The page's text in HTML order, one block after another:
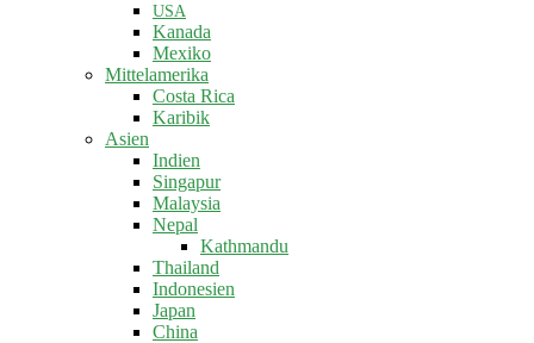
USA
Kanada
Mexiko
Mittelamerika
Costa Rica
Karibik
Asien
Indien
Singapur
Malaysia
Nepal
Kathmandu
Thailand
Indonesien
Japan
China